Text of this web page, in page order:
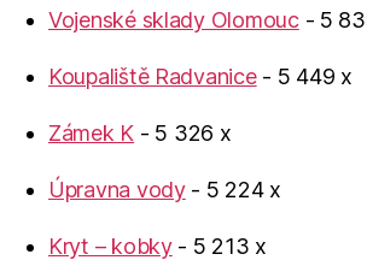
Vojenské sklady Olomouc- 5
Koupaliště Radvanice- 5 449 x
Zámek K - 5 326 x
Úpravna vody- 5 224 x
Kryt – kobky- 5 213 x